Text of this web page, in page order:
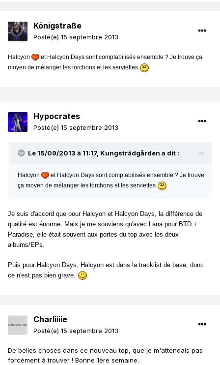
Königstraße
Posté(e) 15 septembre 2013
Halcyon
et Halcyon Days sont comptabilisés ensemble ? Je trouve ça
moyen de mélanger les torchons et les serviettes
Hypocrates
Posté(e) 15 septembre 2013
Le 15/09/2013 à 11:17, Kungsträdgården a dit :
Halcyon
et Halcyon Days sont comptabilisés ensemble ? Je trouve
ça moyen de mélanger les torchons et les serviettes
Je suis d'accord que pour Halcyon et Halcyon Days, la différence de
qualité est énorme. Mais je me souviens qu'avec Lana pour BTD +
Paradise, elle était souvent aux portes du top avec les deux
albums/EPs.
Puis pour Halcyon Days, Halcyon est dans la tracklist de base, donc
ce n'est pas bien grave.
Charliiiie
Posté(e) 15 septembre 2013
De belles choses dans ce nouveau top, que je m'attendais pas
forcément à trouver ! Bonne 1ère semaine.